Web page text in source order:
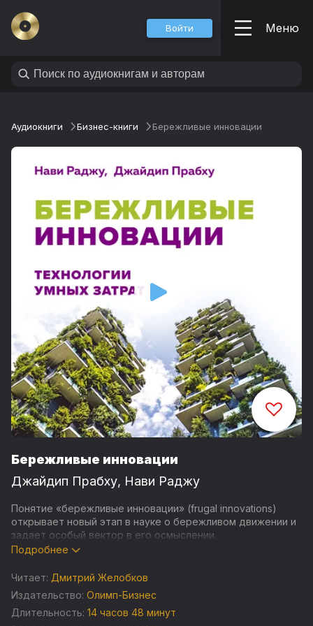
Войти Меню
Аудиокниги Бизнес-книги Бережливые инновации
Бережливые инновации
Джайдип Прабху, Нави Раджу
Понятие «бережливые инновации» (frugal innovations)
открывает новый этап в науке о бережливом движении и
задает особый вектор в его осмыслении.
затрат в производстве, организации бизнеса и
выстраивании отношений с потребителями.
Теоретические положения иллюстрируются
практическими рекомендациями, основанными на опыте
Подробнее
Читает: Дмитрий Желобков
Издательство: Олимп-Бизнес
Длительность: 14 часов 48 минут